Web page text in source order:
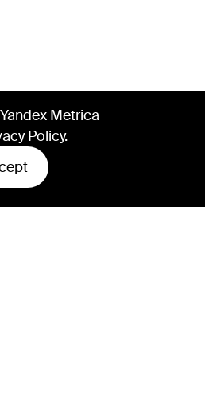
tasksMetrica
Policy.